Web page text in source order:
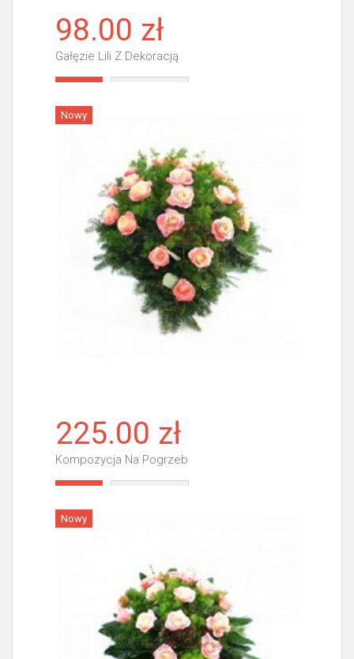
98.00 zł
Gałęzie Lili Z Dekoracją
Nowy
225.00 zł
Kompozycja Na Pogrzeb
Nowy